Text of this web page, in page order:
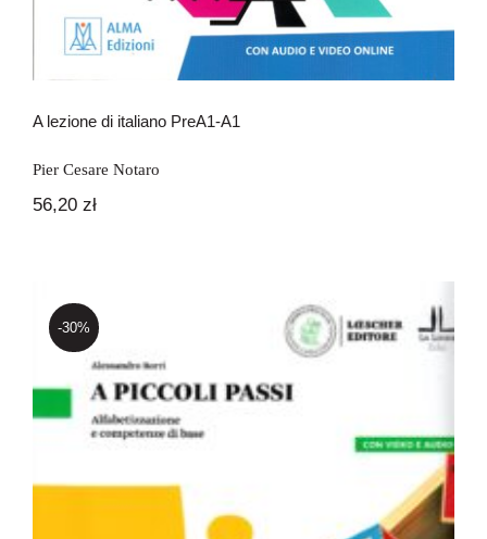
A lezione di italiano PreA1-A1
Pier Cesare Notaro
56,20 zł
-30%